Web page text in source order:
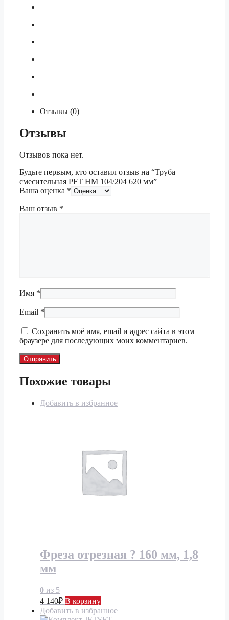
Отзывы (0)
Отзывы
Отзывов пока нет.
Будьте первым, кто оставил отзыв на “Труба
смесительная PFT HM 104/204 620 мм”
Ваша оценка *
Ваш отзыв *
Имя *
Email *
Сохранить моё имя, email и адрес сайта в этом
браузере для последующих моих комментариев.
Похожие товары
Добавить в избранное
Фреза отрезная ? 160 мм, 1,8
мм
0 из 5
4 140₽ В корзину
Добавить в избранное